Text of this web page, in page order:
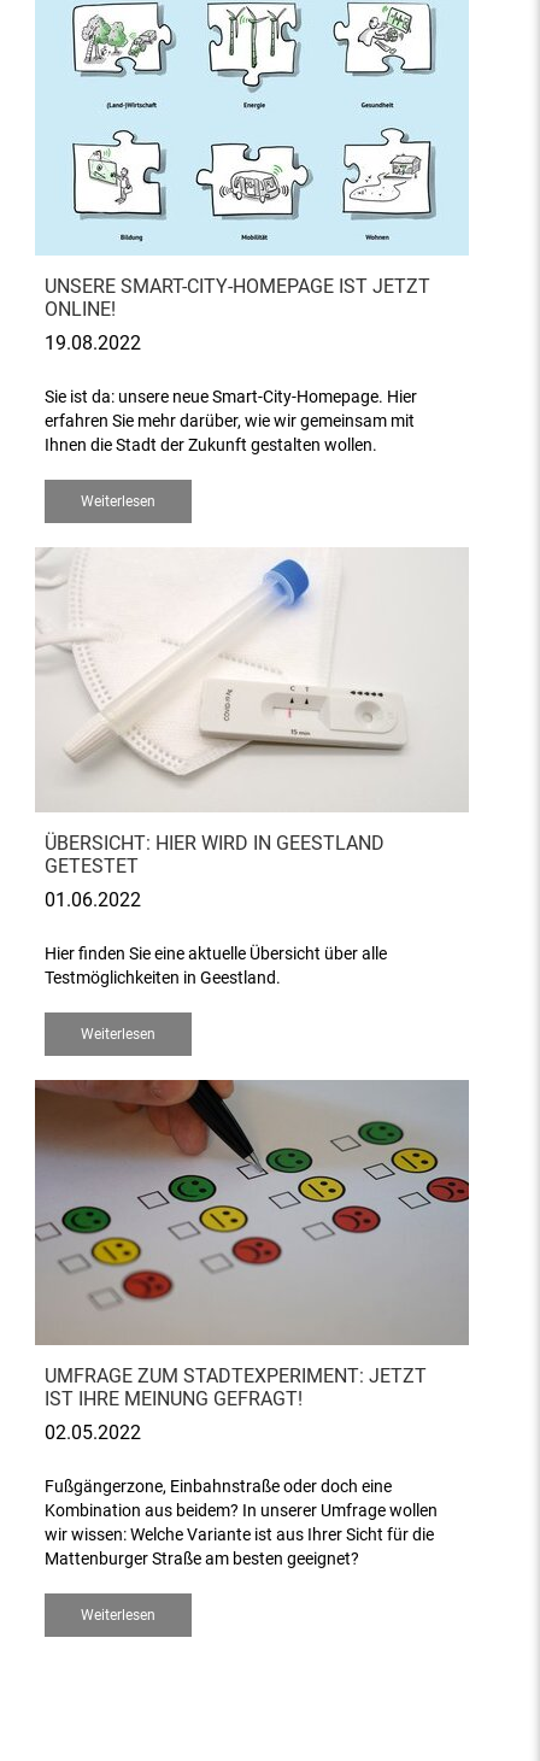
UNSERE SMART-CITY-HOMEPAGE IST JETZT
ONLINE!
19.08.2022
Sie ist da: unsere neue Smart-City-Homepage. Hier
erfahren Sie mehr darüber, wie wir gemeinsam mit
Ihnen die Stadt der Zukunft gestalten wollen.
Weiterlesen
ÜBERSICHT: HIER WIRD IN GEESTLAND
GETESTET
01.06.2022
Hier finden Sie eine aktuelle Übersicht über alle
Testmöglichkeiten in Geestland.
Weiterlesen
UMFRAGE ZUM STADTEXPERIMENT: JETZT
IST IHRE MEINUNG GEFRAGT!
02.05.2022
Fußgängerzone, Einbahnstraße oder doch eine
Kombination aus beidem? In unserer Umfrage wollen
wir wissen: Welche Variante ist aus Ihrer Sicht für die
Mattenburger Straße am besten geeignet?
Weiterlesen